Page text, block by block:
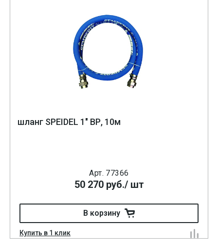
шланг SPEIDEL 1″ ВР, 10м
Арт. 77366
50 270руб./ шт
В корзину
Купить в 1 клик